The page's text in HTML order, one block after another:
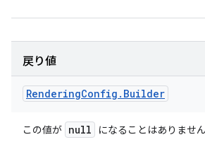
戻り値
RenderingConfig . Builder
この値が null になることはありません